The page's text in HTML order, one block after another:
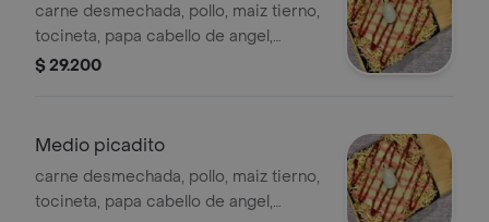
carne desmechada, pollo, maiz tierno,
tocineta, papa cabello de angel,
queso gratinado, salsas, huevo de
$ 29.200
Medio picadito
carne desmechada, pollo, maiz tierno,
tocineta, papa cabello de angel,